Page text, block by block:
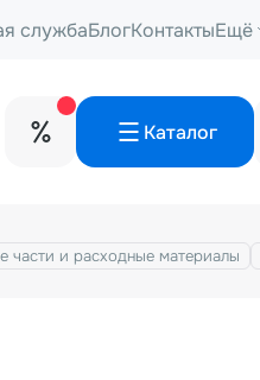
службаБлогКонтактыЕщё
Каталог
части и расходные материалы